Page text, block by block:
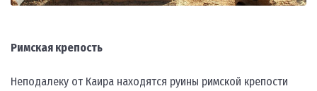
Римская крепость
Неподалеку от Каира находятся руины римской крепости